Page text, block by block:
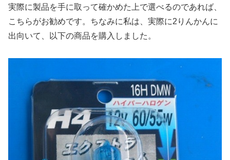
実際に製品を手に取って確かめた上で選べるのであれば、
こちらがお勧めです。ちなみに私は、実際に2りんかんに
出向いて、以下の商品を購入しました。